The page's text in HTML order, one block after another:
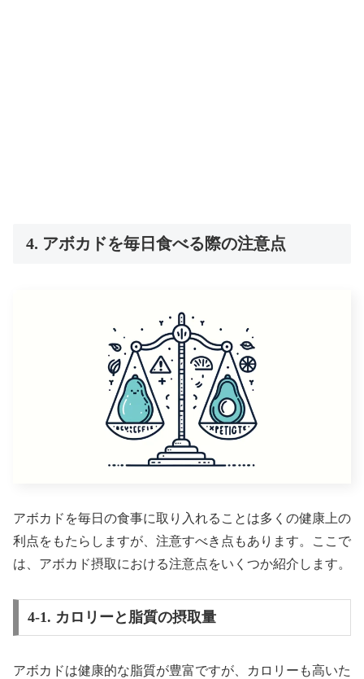
4. アボカドを毎日食べる際の注意点
アボカドを毎日の食事に取り入れることは多くの健康上の
利点をもたらしますが、注意すべき点もあります。ここで
は、アボカド摂取における注意点をいくつか紹介します。
4-1. カロリーと脂質の摂取量
アボカドは健康的な脂質が豊富ですが、カロリーも高いた